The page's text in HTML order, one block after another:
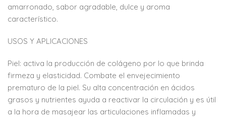
amarronado, sabor agradable, dulce y aroma
característico.
USOS Y APLICACIONES
Piel: activa la producción de colágeno por lo que brinda
firmeza y elasticidad. Combate el envejecimiento
prematuro de la piel. Su alta concentración en ácidos
grasos y nutrientes ayuda a reactivar la circulación y es útil
a la hora de masajear las articulaciones inflamadas y